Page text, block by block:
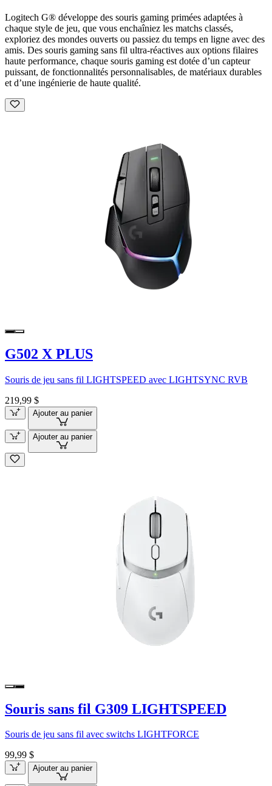
Logitech G® développe des souris gaming primées adaptées à
chaque style de jeu, que vous enchaîniez les matchs classés,
exploriez des mondes ouverts ou passiez du temps en ligne avec des
amis. Des souris gaming sans fil ultra-réactives aux options filaires
haute performance, chaque souris gaming est dotée d’un capteur
puissant, de fonctionnalités personnalisables, de matériaux durables
et d’une ingénierie de haute qualité.
G502 X PLUS
Souris de jeu sans fil LIGHTSPEED avec LIGHTSYNC RVB
219,99 $
Ajouter au panier
Ajouter au panier
Souris sans fil G309 LIGHTSPEED
Souris de jeu sans fil avec switchs LIGHTFORCE
99,99 $
Ajouter au panier